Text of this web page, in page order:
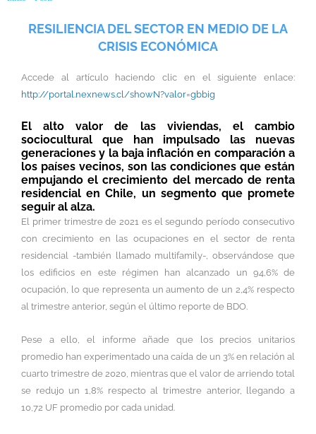
RESILIENCIA DEL SECTOR EN MEDIO DE LA
CRISIS ECONÓMICA
Accede al artículo haciendo clic en el siguiente enlace:
http://portal.nexnews.cl/showN?valor=gbbig
El alto valor de las viviendas, el cambio
sociocultural que han impulsado las nuevas
generaciones y la baja inflación en comparación a
los países vecinos, son las condiciones que están
empujando el crecimiento del mercado de renta
residencial en Chile, un segmento que promete
seguir al alza.
El primer trimestre de 2021 es el segundo período consecutivo
con crecimiento en las ocupaciones en el sector de renta
residencial -también llamado multifamily-, observándose que
los edificios en este régimen han alcanzado un 94,6% de
ocupación, lo que representa un aumento de un 2,4% respecto
al trimestre anterior, según el último reporte de BDO.
Pese a ello, el informe añade que los precios unitarios
promedio han experimentado una caída de un 3% en relación al
cuarto trimestre de 2020, mientras que el valor de arriendo total
se redujo un 1,8% respecto al trimestre anterior, llegando a
10,72 UF promedio por cada unidad.